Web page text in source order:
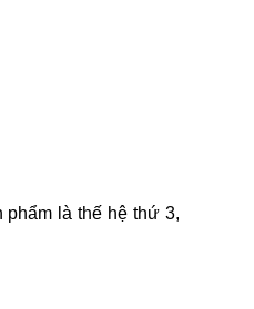
phẩm là thế hệ thứ 3,